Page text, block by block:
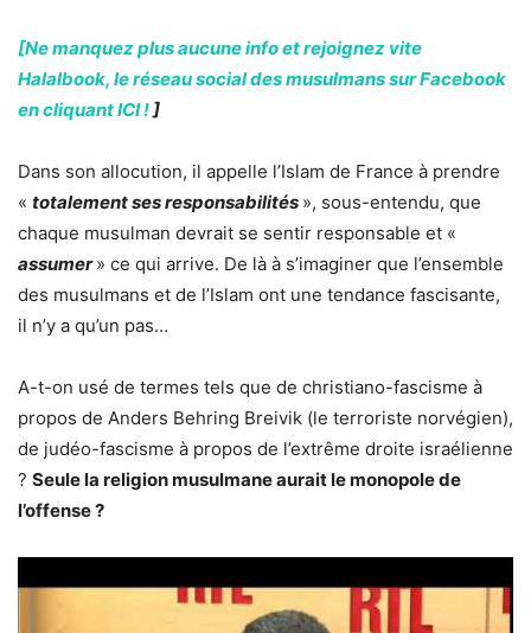
[Ne manquez plus aucune info et rejoignez vite
Halalbook, le réseau social des musulmans sur Facebook
en cliquant ICI !]
Dans son allocution, il appelle l’Islam de France à prendre
« totalement ses responsabilités », sous-entendu, que
chaque musulman devrait se sentir responsable et «
assumer » ce qui arrive. De là à s’imaginer que l’ensemble
des musulmans et de l’Islam ont une tendance fascisante,
il n’y a qu’un pas…
A-t-on usé de termes tels que de christiano-fascisme à
propos de Anders Behring Breivik (le terroriste norvégien),
de judéo-fascisme à propos de l’extrême droite israélienne
? Seule la religion musulmane aurait le monopole de
l’offense ?